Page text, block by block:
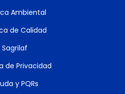
Ambiental
de Calidad
Sagrilaf
de Privacidad
y PQRs